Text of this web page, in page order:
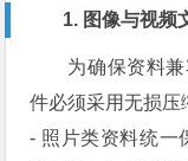
1. 图像与视频
为确保资料
件必须采用无损压
- 照片类资料统一